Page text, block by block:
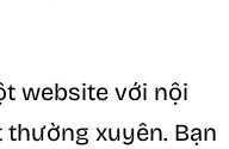
website với nội
xuyên. Bạn